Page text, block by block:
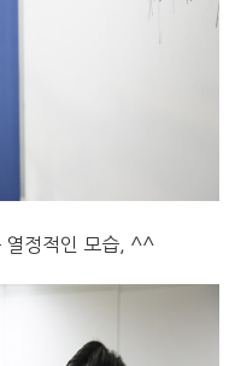
열정적인 모습, ^^